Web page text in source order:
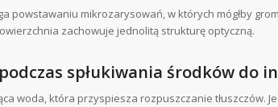
powstawaniu mikrozarysowań, w których mógłby
zachowuje jednolitą strukturę optyczną.
spłukiwania środków do
woda, która przyspiesza rozpuszczanie tłuszczów.